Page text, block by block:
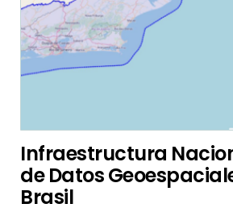
Infraestructura
de Datos
Brasil